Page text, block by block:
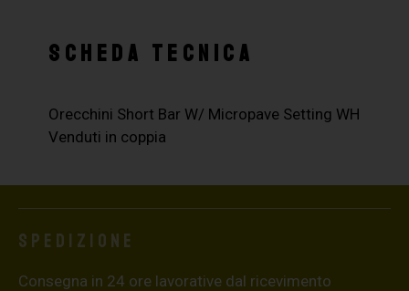
SCHEDA TECNICA
Orecchini Short Bar W/ Micropave Setting WH
Venduti in coppia
Spedizione
Consegna in 24 ore lavorative dal ricevimento